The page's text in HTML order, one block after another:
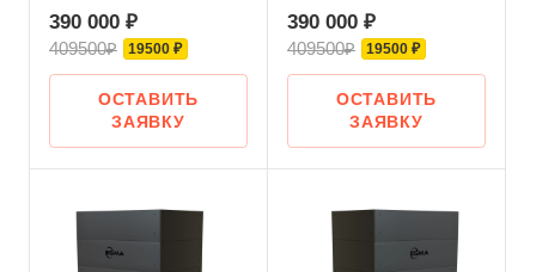
390 000 ₽
409500₽ 19500 ₽
ОСТАВИТЬ
ЗАЯВКУ
390 000 ₽
409500₽ 19500 ₽
ОСТАВИТЬ
ЗАЯВКУ